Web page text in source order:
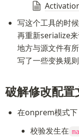
写这个工具的时
再重新serialize
地方与源文件有
写了一些变换规则
破解修改配
在onprem模式
校验发生在